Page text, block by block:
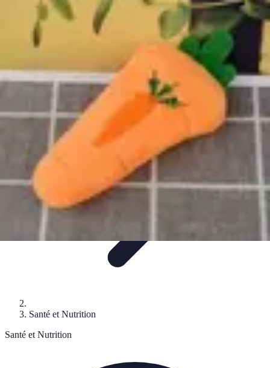
Poissons Frais
Guide d'achat
Achat et Sélection Achat et conservation
Conseils
d'AchatRecettes
Santé et Nutrition
Santé et Nutrition